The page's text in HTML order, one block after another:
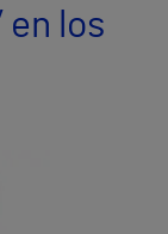
en los